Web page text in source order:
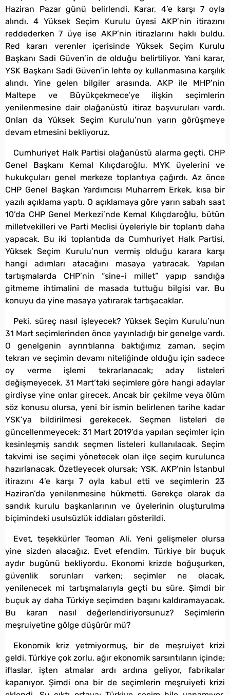
Haziran Pazar günü belirlendi. Karar, 4’e karşı 7 oyla
alındı. 4 Yüksek Seçim Kurulu üyesi AKP’nin itirazını
reddederken 7 üye ise AKP’nin itirazlarını haklı buldu.
Red kararı verenler içerisinde Yüksek Seçim Kurulu
Başkanı Sadi Güven’in de olduğu belirtiliyor. Yani karar,
YSK Başkanı Sadi Güven’in lehte oy kullanmasına karşılık
alındı. Yine gelen bilgiler arasında, AKP ile MHP’nin
Maltepe ve Büyükçekmece’ye ilişkin seçimlerin
yenilenmesine dair olağanüstü itiraz başvuruları vardı.
Onları da Yüksek Seçim Kurulu’nun yarın görüşmeye
devam etmesini bekliyoruz.
Cumhuriyet Halk Partisi olağanüstü alarma geçti. CHP
Genel Başkanı Kemal Kılıçdaroğlu, MYK üyelerini ve
hukukçuları genel merkeze toplantıya çağırdı. Az önce
CHP Genel Başkan Yardımcısı Muharrem Erkek, kısa bir
yazılı açıklama yaptı. O açıklamaya göre yarın sabah saat
10’da CHP Genel Merkezi’nde Kemal Kılıçdaroğlu, bütün
milletvekilleri ve Parti Meclisi üyeleriyle bir toplantı daha
yapacak. Bu iki toplantıda da Cumhuriyet Halk Partisi,
Yüksek Seçim Kurulu’nun vermiş olduğu karara karşı
hangi adımları atacağını masaya yatıracak. Yapılan
tartışmalarda CHP’nin “sine-i millet” yapıp sandığa
gitmeme ihtimalini de masada tuttuğu bilgisi var. Bu
konuyu da yine masaya yatırarak tartışacaklar.
Peki, süreç nasıl işleyecek? Yüksek Seçim Kurulu’nun
31 Mart seçimlerinden önce yayınladığı bir genelge vardı.
O genelgenin ayrıntılarına baktığımız zaman, seçim
tekrarı ve seçimin devamı niteliğinde olduğu için sadece
oy verme işlemi tekrarlanacak; aday listeleri
değişmeyecek. 31 Mart’taki seçimlere göre hangi adaylar
girdiyse yine onlar girecek. Ancak bir çekilme veya ölüm
söz konusu olursa, yeni bir ismin belirlenen tarihe kadar
YSK’ya bildirilmesi gerekecek. Seçmen listeleri de
güncellenmeyecek; 31 Mart 2019’da yapılan seçimler için
kesinleşmiş sandık seçmen listeleri kullanılacak. Seçim
takvimi ise seçimi yönetecek olan ilçe seçim kurulunca
hazırlanacak. Özetleyecek olursak; YSK, AKP’nin İstanbul
itirazını 4’e karşı 7 oyla kabul etti ve seçimlerin 23
Haziran’da yenilenmesine hükmetti. Gerekçe olarak da
sandık kurulu başkanlarının ve üyelerinin oluşturulma
biçimindeki usulsüzlük iddiaları gösterildi.
Evet, teşekkürler Teoman Ali. Yeni gelişmeler olursa
yine sizden alacağız. Evet efendim, Türkiye bir buçuk
aydır bugünü bekliyordu. Ekonomi krizde boğuşurken,
güvenlik sorunları varken; seçimler ne olacak,
yenilenecek mi tartışmalarıyla geçti bu süre. Şimdi bir
buçuk ay daha Türkiye seçimden başını kaldıramayacak.
Bu kararı nasıl değerlendiriyorsunuz? Seçimlerin
meşruiyetine gölge düşürür mü?
Ekonomik kriz yetmiyormuş, bir de meşruiyet krizi
geldi. Türkiye çok zorlu, ağır ekonomik sarsıntıların içinde;
iflaslar, işten atmalar ardı ardına geliyor, fabrikalar
kapanıyor. Şimdi ona bir de seçimlerin meşruiyeti krizi